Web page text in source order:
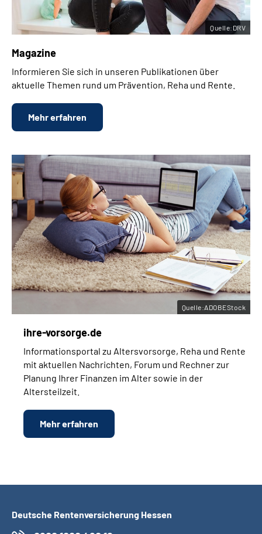
Magazine
Informieren Sie sich in unseren Publikationen über
aktuelle Themen rund um Prävention, Reha und Rente.
Mehr erfahren
Quelle:DRV
ihre-vorsorge.de
Informationsportal zu Altersvorsorge, Reha und Rente
mit aktuellen Nachrichten, Forum und Rechner zur
Planung Ihrer Finanzen im Alter sowie in der
Altersteilzeit.
Mehr erfahren
Quelle:ADOBEStock
Deutsche Rentenversicherung Hessen